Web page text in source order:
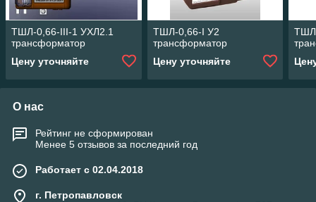
ТШЛ-0,66-III-1 УХЛ2.1
трансформатор
Цену уточняйте
ТШЛ-0,66-I У2
трансформатор
Цену уточняйте
О нас
Рейтинг не сформирован
Менее 5 отзывов за последний год
Работает с 02.04.2018
г. Петропавловск